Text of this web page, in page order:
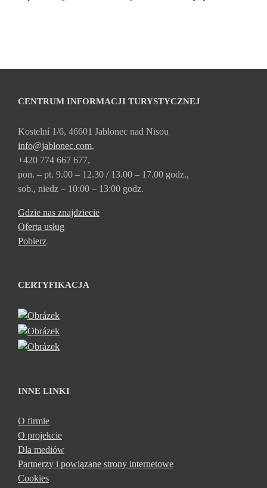
CENTRUM INFORMACJI TURYSTYCZNEJ
Kostelní 1/6, 46601 Jablonec nad Nisou
info@jablonec.com,
+420 774 667 677,
pon. – pt. 9.00 – 12.30 / 13.00 – 17.00 godz.,
sob., niedz – 10:00 – 13:00 godz.
Gdzie nas znajdziecie
Oferta usług
Pobierz
CERTYFIKACJA
INNE LINKI
O firmie
O projekcie
Dla mediów
Partnerzy i powiązane strony internetowe
Cookies